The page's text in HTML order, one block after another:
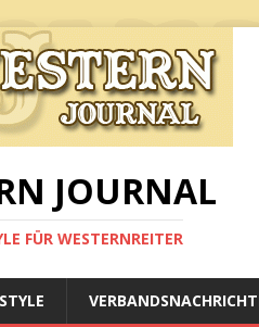
JOURNAL
FÜR WESTERNREITER